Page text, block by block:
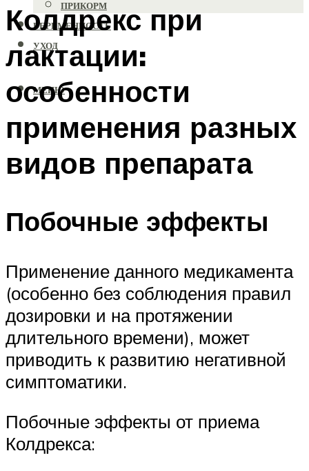
ПРИКОРМ
БЕРЕМЕННОСТЬ
УХОД
МЕНЮ
Колдрекс при
лактации:
особенности
применения разных
видов препарата
Побочные эффекты
Применение данного медикамента
(особенно без соблюдения правил
дозировки и на протяжении
длительного времени), может
приводить к развитию негативной
симптоматики.
Побочные эффекты от приема
Колдрекса: